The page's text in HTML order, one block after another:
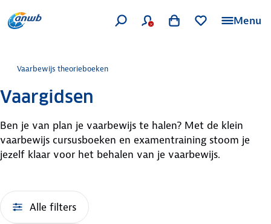
Menu
Vaarbewijs theorieboeken
Vaargidsen
Ben je van plan je vaarbewijs te halen? Met de klein
vaarbewijs cursusboeken en examentraining stoom je
jezelf klaar voor het behalen van je vaarbewijs.
Alle filters